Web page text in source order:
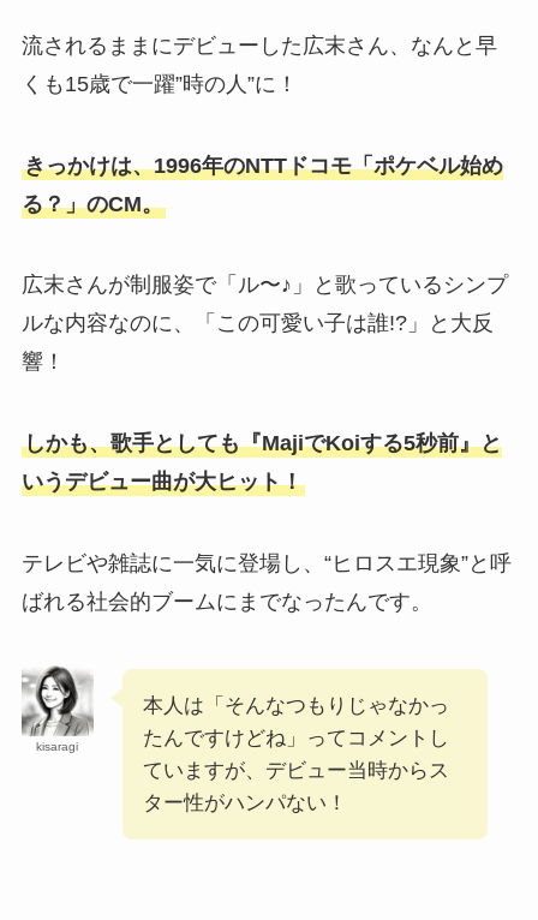
【2025最新写真】テテジェニは公式発表で熱愛
認めた？15の匂わせや噂まとめ！
キム・スヒョンの生い立ちまとめ！父親は歌手
aoen人気順まとめ！ガクは&TEAMには落ちた
が圧倒的1位！
のアンナをエラが抜いて韓国トップに？
DIORのベビー服を着ていた？
岩橋玄樹の実家が金持ちな理由3選！父親はエ
リート医師で杉並区育ち？
流されるままにデビューした広末さん、なんと早
くも15歳で一躍”時の人”に！
きっかけは、1996年のNTTドコモ「ポケベル始め
る？」のCM。
広末さんが制服姿で「ル〜♪」と歌っているシンプ
ルな内容なのに、「この可愛い子は誰!?」と大反
響！
しかも、歌手としても『MajiでKoiする5秒前』と
いうデビュー曲が大ヒット！
テレビや雑誌に一気に登場し、“ヒロスエ現象”と呼
ばれる社会的ブームにまでなったんです。
kisaragi
本人は「そんなつもりじゃなかっ
たんですけどね」ってコメントし
ていますが、デビュー当時からス
ター性がハンパない！